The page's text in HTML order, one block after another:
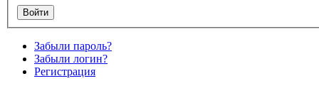
Забыли пароль?
Забыли логин?
Регистрация